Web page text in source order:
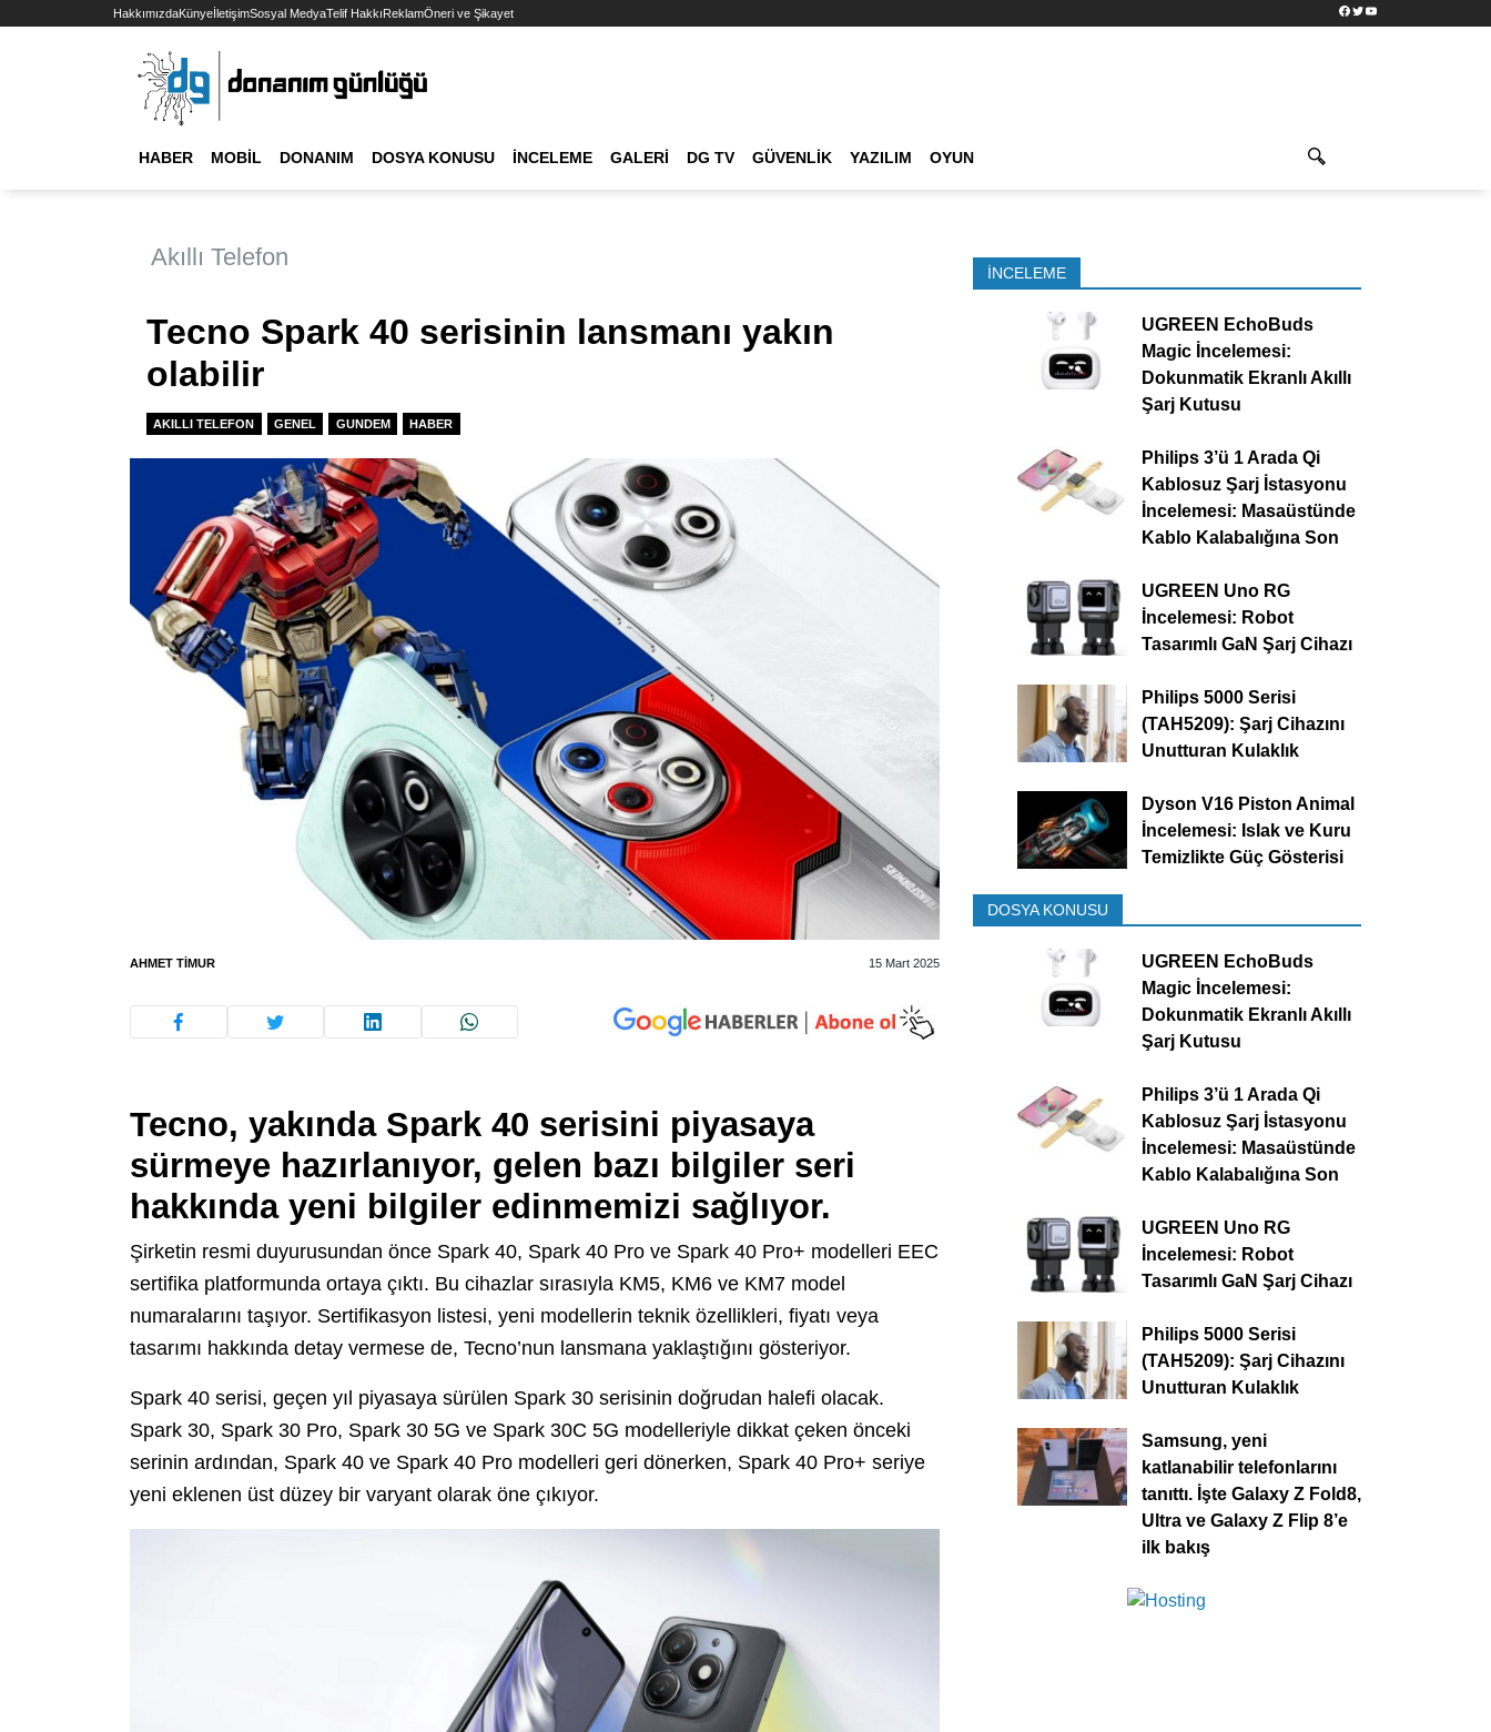
HakkımızdaKünyeİletişimSosyal MedyaTelif HakkıReklamÖneri ve Şikayet Facebook
TwitterYouTube
HABER MOBIL DONANIM DOSYA KONUSU İNCELEME GALERI DG TV GÜVENLIK YAZILIM OYUN
Akıllı Telefon
Tecno Spark 40 serisinin lansmanı yakın
olabilir
AKILLI TELEFON GENEL GUNDEM HABER
AHMET TIMUR 15 Mart 2025
Tecno, yakında Spark 40 serisini piyasaya
sürmeye hazırlanıyor, gelen bazı bilgiler seri
hakkında yeni bilgiler edinmemizi sağlıyor.
Şirketin resmi duyurusundan önce Spark 40, Spark 40 Pro ve Spark 40 Pro+ modelleri EEC
sertifika platformunda ortaya çıktı. Bu cihazlar sırasıyla KM5, KM6 ve KM7 model
numaralarını taşıyor. Sertifikasyon listesi, yeni modellerin teknik özellikleri, fiyatı veya
tasarımı hakkında detay vermese de, Tecno’nun lansmana yaklaştığını gösteriyor.
Spark 40 serisi, geçen yıl piyasaya sürülen Spark 30 serisinin doğrudan halefi olacak.
Spark 30, Spark 30 Pro, Spark 30 5G ve Spark 30C 5G modelleriyle dikkat çeken önceki
serinin ardından, Spark 40 ve Spark 40 Pro modelleri geri dönerken, Spark 40 Pro+ seriye
yeni eklenen üst düzey bir varyant olarak öne çıkıyor.
İNCELEME
UGREEN EchoBuds
Magic İncelemesi:
Dokunmatik Ekranlı Akıllı
Şarj Kutusu
Philips 3’ü 1 Arada Qi
Kablosuz Şarj İstasyonu
İncelemesi: Masaüstünde
Kablo Kalabalığına Son
UGREEN Uno RG
İncelemesi: Robot
Tasarımlı GaN Şarj Cihazı
Philips 5000 Serisi
(TAH5209): Şarj Cihazını
Unutturan Kulaklık
Dyson V16 Piston Animal
İncelemesi: Islak ve Kuru
Temizlikte Güç Gösterisi
DOSYA KONUSU
UGREEN EchoBuds
Magic İncelemesi:
Dokunmatik Ekranlı Akıllı
Şarj Kutusu
Philips 3’ü 1 Arada Qi
Kablosuz Şarj İstasyonu
İncelemesi: Masaüstünde
Kablo Kalabalığına Son
UGREEN Uno RG
İncelemesi: Robot
Tasarımlı GaN Şarj Cihazı
Philips 5000 Serisi
(TAH5209): Şarj Cihazını
Unutturan Kulaklık
Samsung, yeni
katlanabilir telefonlarını
tanıttı. İşte Galaxy Z Fold8,
Ultra ve Galaxy Z Flip 8’e
ilk bakış